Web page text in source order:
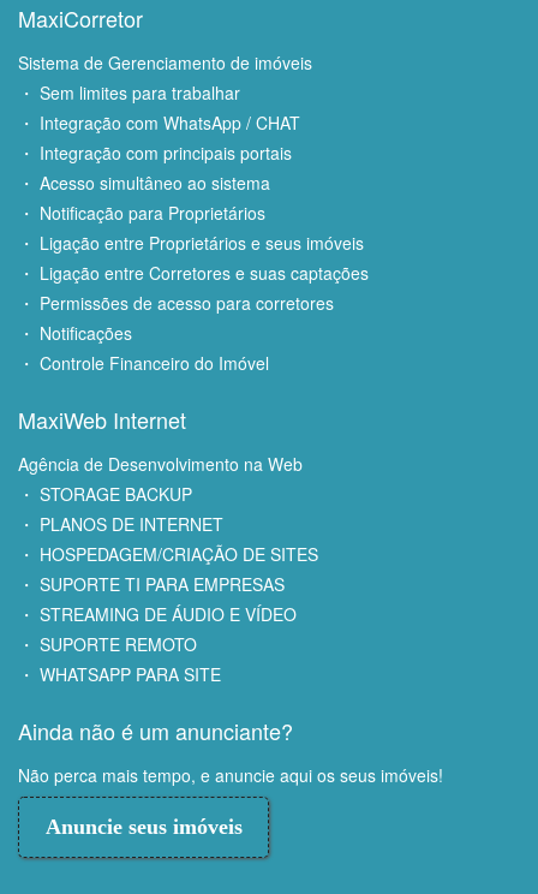
MaxiCorretor
Sistema de Gerenciamento de imóveis
・ Sem limites para trabalhar
・ Integração com WhatsApp / CHAT
・ Integração com principais portais
・ Acesso simultâneo ao sistema
・ Notificação para Proprietários
・ Ligação entre Proprietários e seus imóveis
・ Ligação entre Corretores e suas captações
・ Permissões de acesso para corretores
・ Notificações
・ Controle Financeiro do Imóvel
MaxiWeb Internet
Agência de Desenvolvimento na Web
・ STORAGE BACKUP
・ PLANOS DE INTERNET
・ HOSPEDAGEM/CRIAÇÃO DE SITES
・ SUPORTE TI PARA EMPRESAS
・ STREAMING DE ÁUDIO E VÍDEO
・ SUPORTE REMOTO
・ WHATSAPP PARA SITE
Ainda não é um anunciante?
Não perca mais tempo, e anuncie aqui os seus imóveis!
Anuncie seus imóveis